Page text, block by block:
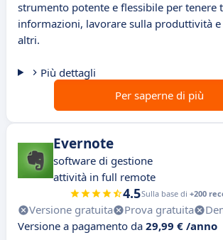
strumento potente e flessibile per tenere
informazioni, lavorare sulla produttività
altri.
Più dettagli
Per saperne di più
Evernote
software di gestione
attività in full remote
4.5Sulla base di +200
Versione gratuita Prova gratuita
Versione a pagamento da 29,99 € /anno